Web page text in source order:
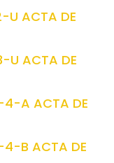
U ACTA DE
U ACTA DE
A ACTA DE
B ACTA DE